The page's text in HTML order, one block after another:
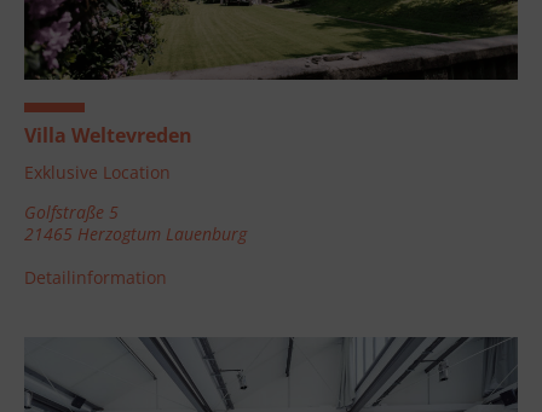
Villa Weltevreden
Exklusive Location
Golfstraße 5
21465 Herzogtum Lauenburg
Detailinformation